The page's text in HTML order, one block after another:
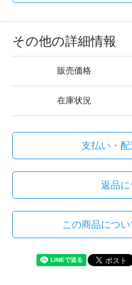
その他の詳細情報
販売価格
在庫状況
支払い・
返品に
この商品につ